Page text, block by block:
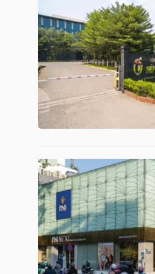
TRUY
XUẤT
LIỆU
Ngành
SECTOR
NĂNG
LƯỢNG